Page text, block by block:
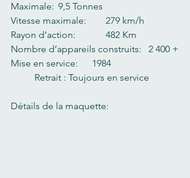
Maximale: 	9,5 Tonnes
Vitesse maximale:  	279 km/h
Rayon d’action:     	482 Km
Nombre d’appareils construits:   2 400 +
Mise en service:      1984
	Retrait : Toujours en service
Détails de la maquette: